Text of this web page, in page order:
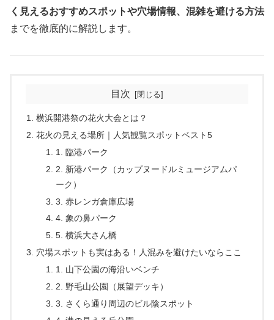
く見えるおすすめスポットや穴場情報、混雑を避ける方法
までを徹底的に解説します。
目次
横浜開港祭の花火大会とは？
花火の見える場所｜人気観覧スポットベスト5
1. 臨港パーク
2. 新港パーク（カップヌードルミュージアムパ
ーク）
3. 赤レンガ倉庫広場
4. 象の鼻パーク
5. 横浜大さん橋
穴場スポットも実はある！人混みを避けたいならここ
1. 山下公園の海沿いベンチ
2. 野毛山公園（展望デッキ）
3. さくら通り周辺のビル陰スポット